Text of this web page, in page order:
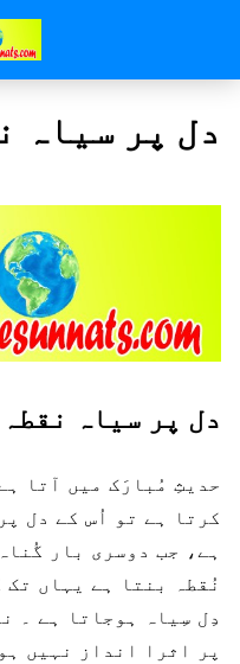
دل پر سیاہ
دل پر سیاہ نقطہ
حدیثِ مُبارَک میں آتا
کرتا ہے تو اُس کے دل
ہے، جب دوسری بار
نُقطہ بنتا ہے یہاں تک
دِل سِیاہ ہوجاتا ہے ۔
پر اثرا انداز نہیں